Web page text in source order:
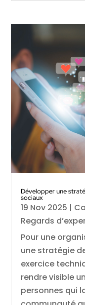
Développer une
sociaux
19 Nov 2025 |
Regards
Pour une
une stratégie
exercice
rendre visible
personnes qui